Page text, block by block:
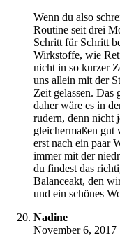
Wenn du also
Routine seit drei
Schritt für Schritt
Wirkstoffe, wie
nicht in so kurzer
uns allein mit der
Zeit gelassen.
daher wäre es in
rudern, denn nicht
gleichermaßen gut
erst nach ein paar
immer mit der
du findest das
Balanceakt, den
und ein schönes
Nadine
November 6, 2017